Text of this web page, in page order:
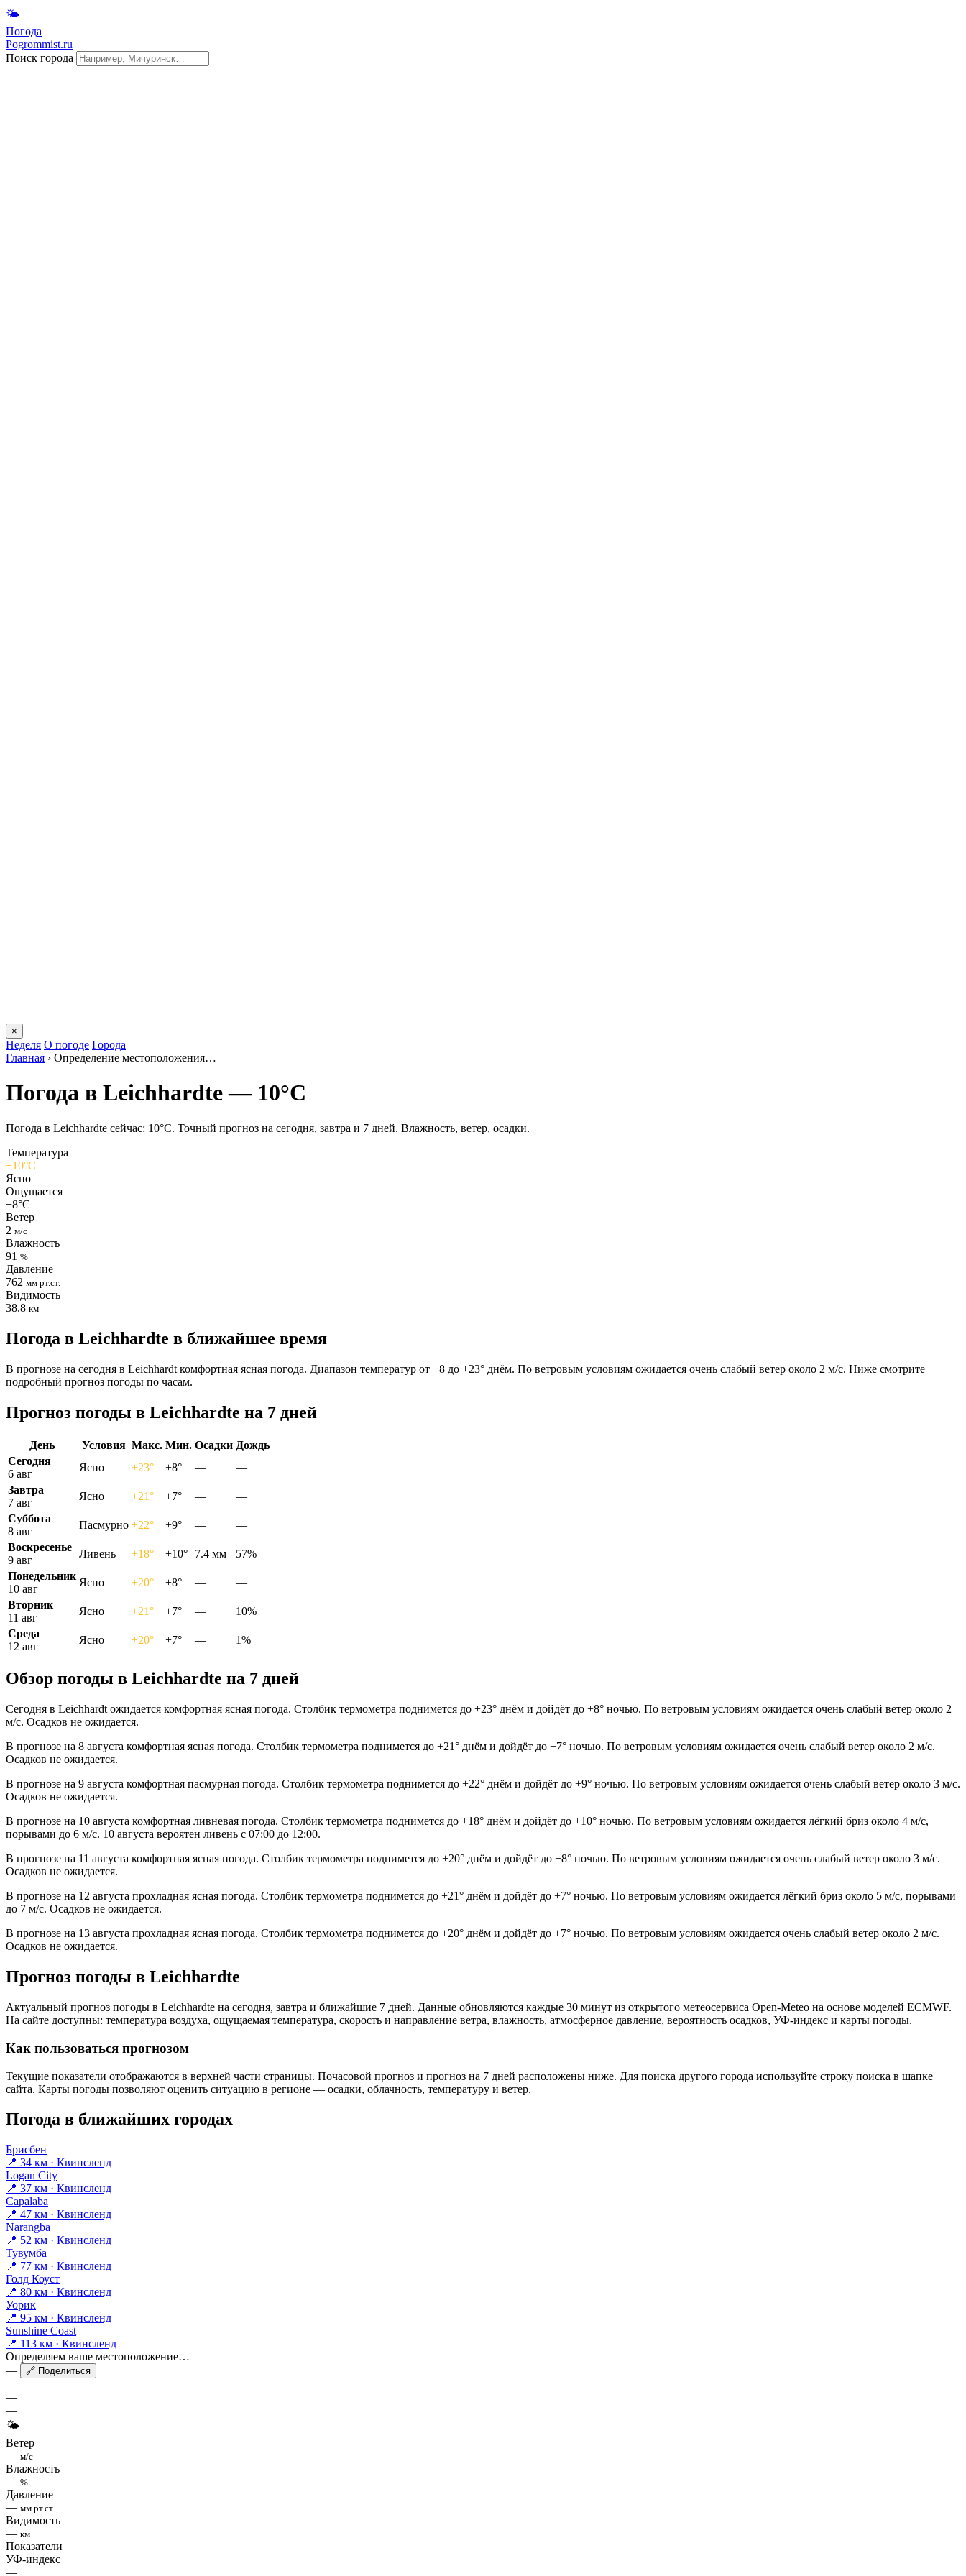
🌤
Погода
Pogrommist.ru
Поиск города
×
Неделя О погоде Города
Главная › Определение местоположения…
Погода в Leichhardtе — 10°C
Погода в Leichhardtе сейчас: 10°C. Точный прогноз на сегодня, завтра и 7 дней. Влажность, ветер, осадки.
Температура
+10°C
Ясно
Ощущается
+8°C
Ветер
2 м/с
Влажность
91 %
Давление
762 мм рт.ст.
Видимость
38.8 км
Погода в Leichhardtе в ближайшее время
В прогнозе на сегодня в Leichhardt комфортная ясная погода. Диапазон температур от +8 до +23° днём. По ветровым условиям ожидается очень слабый ветер около 2 м/с. Ниже смотрите
подробный прогноз погоды по часам.
Прогноз погоды в Leichhardtе на 7 дней
День Условия Макс. Мин. Осадки Дождь
Сегодня
6 авг
Ясно +23° +8° —
—
Завтра
7 авг
Ясно +21° +7° —
—
Суббота
8 авг
Пасмурно +22° +9° —
—
Воскресенье
9 авг
Ливень +18° +10° 7.4 мм
57%
Понедельник
10 авг
Ясно +20° +8° —
—
Вторник
11 авг
Ясно +21° +7° —
10%
Среда
12 авг
Ясно +20° +7° — 1%
Обзор погоды в Leichhardtе на 7 дней
Сегодня в Leichhardt ожидается комфортная ясная погода. Столбик термометра поднимется до +23° днём и дойдёт до +8° ночью. По ветровым условиям ожидается очень слабый ветер около 2
м/с. Осадков не ожидается.
В прогнозе на 8 августа комфортная ясная погода. Столбик термометра поднимется до +21° днём и дойдёт до +7° ночью. По ветровым условиям ожидается очень слабый ветер около 2 м/с.
Осадков не ожидается.
В прогнозе на 9 августа комфортная пасмурная погода. Столбик термометра поднимется до +22° днём и дойдёт до +9° ночью. По ветровым условиям ожидается очень слабый ветер около 3 м/с.
Осадков не ожидается.
В прогнозе на 10 августа комфортная ливневая погода. Столбик термометра поднимется до +18° днём и дойдёт до +10° ночью. По ветровым условиям ожидается лёгкий бриз около 4 м/с,
порывами до 6 м/с. 10 августа вероятен ливень с 07:00 до 12:00.
В прогнозе на 11 августа комфортная ясная погода. Столбик термометра поднимется до +20° днём и дойдёт до +8° ночью. По ветровым условиям ожидается очень слабый ветер около 3 м/с.
Осадков не ожидается.
В прогнозе на 12 августа прохладная ясная погода. Столбик термометра поднимется до +21° днём и дойдёт до +7° ночью. По ветровым условиям ожидается лёгкий бриз около 5 м/с, порывами
до 7 м/с. Осадков не ожидается.
В прогнозе на 13 августа прохладная ясная погода. Столбик термометра поднимется до +20° днём и дойдёт до +7° ночью. По ветровым условиям ожидается очень слабый ветер около 2 м/с.
Осадков не ожидается.
Прогноз погоды в Leichhardtе
Актуальный прогноз погоды в Leichhardtе на сегодня, завтра и ближайшие 7 дней. Данные обновляются каждые 30 минут из открытого метеосервиса Open-Meteo на основе моделей ECMWF.
На сайте доступны: температура воздуха, ощущаемая температура, скорость и направление ветра, влажность, атмосферное давление, вероятность осадков, УФ-индекс и карты погоды.
Как пользоваться прогнозом
Текущие показатели отображаются в верхней части страницы. Почасовой прогноз и прогноз на 7 дней расположены ниже. Для поиска другого города используйте строку поиска в шапке
сайта. Карты погоды позволяют оценить ситуацию в регионе — осадки, облачность, температуру и ветер.
Погода в ближайших городах
Брисбен
📍 34 км · Квинсленд
Logan City
📍 37 км · Квинсленд
Capalaba
📍 47 км · Квинсленд
Narangba
📍 52 км · Квинсленд
Тувумба
📍 77 км · Квинсленд
Голд Коуст
📍 80 км · Квинсленд
Уорик
📍 95 км · Квинсленд
Sunshine Coast
📍 113 км · Квинсленд
Определяем ваше местоположение…
—
🔗 Поделиться
—
—
—
🌤
Ветер
— м/с
Влажность
— %
Давление
— мм рт.ст.
Видимость
— км
Показатели
УФ-индекс
—